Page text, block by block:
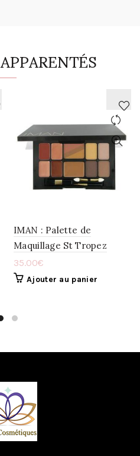
IMAN : Palette de
Maquillage St Tropez
35.00€
Ajouter au panier